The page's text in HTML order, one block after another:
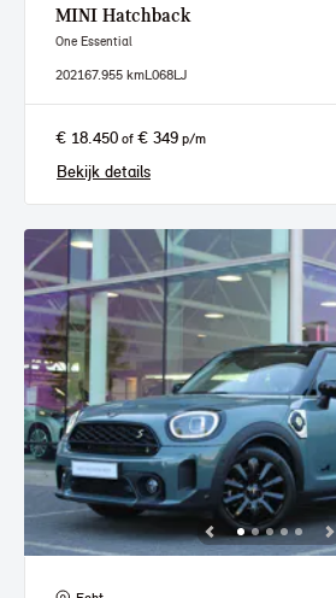
MINI Hatchback
One Essential
202167.955 kmL068LJ
€ 18.450 of € 349 p/m
Bekijk details